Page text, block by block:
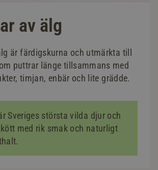
av älg
är färdigskurna och utmärkta till
puttrar länge tillsammans med
timjan, enbär och lite grädde.
Sveriges största vilda djur och
med rik smak och naturligt